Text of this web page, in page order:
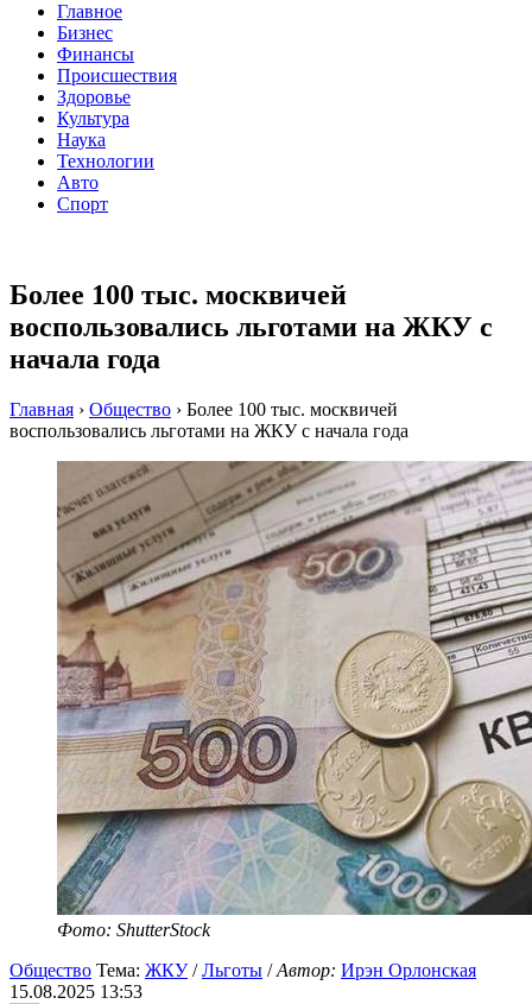
Главное
Бизнес
Финансы
Происшествия
Здоровье
Культура
Наука
Технологии
Авто
Спорт
Более 100 тыс. москвичей
воспользовались льготами на ЖКУ с
начала года
Главная › Общество › Более 100 тыс. москвичей
воспользовались льготами на ЖКУ с начала года
Фото: ShutterStock
Общество Тема: ЖКУ/Льготы /Автор: Ирэн Орлонская
15.08.2025 13:53